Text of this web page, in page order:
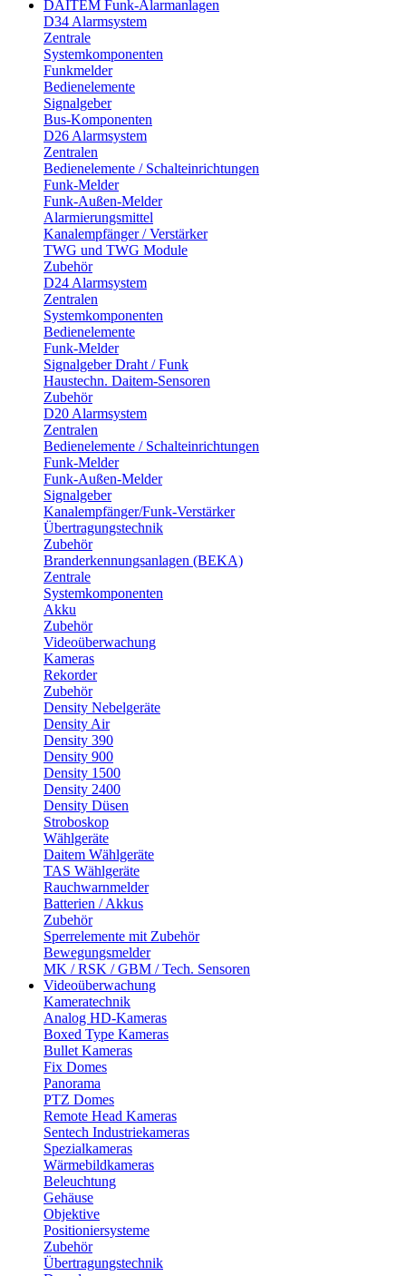
DAITEM Funk-Alarmanlagen
D34 Alarmsystem
Zentrale
Systemkomponenten
Funkmelder
Bedienelemente
Signalgeber
Bus-Komponenten
D26 Alarmsystem
Zentralen
Bedienelemente / Schalteinrichtungen
Funk-Melder
Funk-Außen-Melder
Alarmierungsmittel
Kanalempfänger / Verstärker
TWG und TWG Module
Zubehör
D24 Alarmsystem
Zentralen
Systemkomponenten
Bedienelemente
Funk-Melder
Signalgeber Draht / Funk
Haustechn. Daitem-Sensoren
Zubehör
D20 Alarmsystem
Zentralen
Bedienelemente / Schalteinrichtungen
Funk-Melder
Funk-Außen-Melder
Signalgeber
Kanalempfänger/Funk-Verstärker
Übertragungstechnik
Zubehör
Branderkennungsanlagen (BEKA)
Zentrale
Systemkomponenten
Akku
Zubehör
Videoüberwachung
Kameras
Rekorder
Zubehör
Density Nebelgeräte
Density Air
Density 390
Density 900
Density 1500
Density 2400
Density Düsen
Stroboskop
Wählgeräte
Daitem Wählgeräte
TAS Wählgeräte
Rauchwarnmelder
Batterien / Akkus
Zubehör
Sperrelemente mit Zubehör
Bewegungsmelder
MK / RSK / GBM / Tech. Sensoren
Videoüberwachung
Kameratechnik
Analog HD-Kameras
Boxed Type Kameras
Bullet Kameras
Fix Domes
Panorama
PTZ Domes
Remote Head Kameras
Sentech Industriekameras
Spezialkameras
Wärmebildkameras
Beleuchtung
Gehäuse
Objektive
Positioniersysteme
Zubehör
Übertragungstechnik